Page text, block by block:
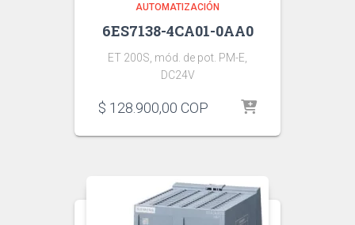
AUTOMATIZACIÓN
6ES7138-4CA01-0AA0
ET 200S, mód. de pot. PM-E,
DC24V
$ 128.900,00 COP